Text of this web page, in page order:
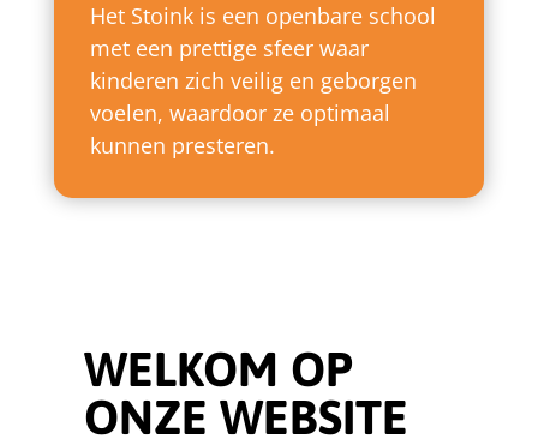
Het Stoink is een openbare school
met een prettige sfeer waar
kinderen zich veilig en geborgen
voelen, waardoor ze optimaal
kunnen presteren.
WELKOM OP
ONZE WEBSITE